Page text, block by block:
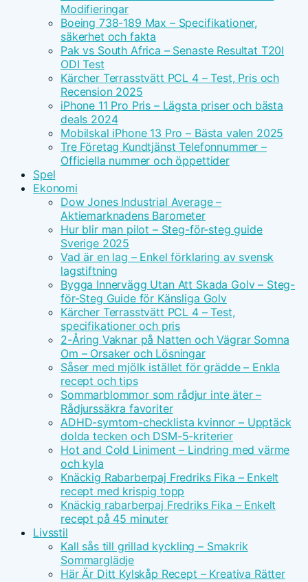
Modifieringar
Boeing 738-189 Max – Specifikationer,
säkerhet och fakta
Pak vs South Africa – Senaste Resultat T20I
ODI Test
Kärcher Terrasstvätt PCL 4 – Test, Pris och
Recension 2025
iPhone 11 Pro Pris – Lägsta priser och bästa
deals 2024
Mobilskal iPhone 13 Pro – Bästa valen 2025
Tre Företag Kundtjänst Telefonnummer –
Officiella nummer och öppettider
Spel
Ekonomi
Dow Jones Industrial Average –
Aktiemarknadens Barometer
Hur blir man pilot – Steg-för-steg guide
Sverige 2025
Vad är en lag – Enkel förklaring av svensk
lagstiftning
Bygga Innervägg Utan Att Skada Golv – Steg-
för-Steg Guide för Känsliga Golv
Kärcher Terrasstvätt PCL 4 – Test,
specifikationer och pris
2-Åring Vaknar på Natten och Vägrar Somna
Om – Orsaker och Lösningar
Såser med mjölk istället för grädde – Enkla
recept och tips
Sommarblommor som rådjur inte äter –
Rådjurssäkra favoriter
ADHD-symtom-checklista kvinnor – Upptäck
dolda tecken och DSM-5-kriterier
Hot and Cold Liniment – Lindring med värme
och kyla
Knäckig Rabarberpaj Fredriks Fika – Enkelt
recept med krispig topp
Knäckig rabarberpaj Fredriks Fika – Enkelt
recept på 45 minuter
Livsstil
Kall sås till grillad kyckling – Smakrik
Sommarglädje
Här Är Ditt Kylskåp Recept – Kreativa Rätter